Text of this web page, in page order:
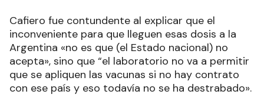
Cafiero fue contundente al explicar que el
inconveniente para que lleguen esas dosis a la
Argentina «no es que (el Estado nacional) no
acepta», sino que “el laboratorio no va a permitir
que se apliquen las vacunas si no hay contrato
con ese país y eso todavía no se ha destrabado».